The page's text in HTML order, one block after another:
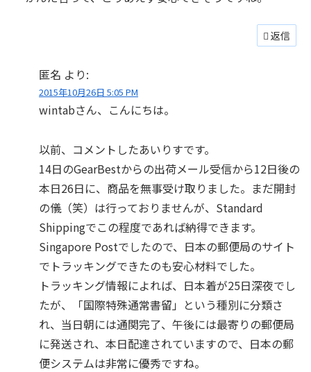
返信
匿名 より:
2015年10月26日 5:05 PM
wintabさん、こんにちは。
以前、コメントしたあいりすです。
14日のGearBestからの出荷メール受信から12日後の
本日26日に、商品を無事受け取りました。まだ開封
の儀（笑）は行っておりませんが、Standard
Shippingでこの程度であれば納得できます。
Singapore Postでしたので、日本の郵便局のサイト
でトラッキングできたのも安心材料でした。
トラッキング情報によれば、日本着が25日深夜でし
たが、「国際特殊通常書留」という種別に分類さ
れ、当日朝には通関完了、午後には最寄りの郵便局
に発送され、本日配達されていますので、日本の郵
便システムは非常に優秀ですね。